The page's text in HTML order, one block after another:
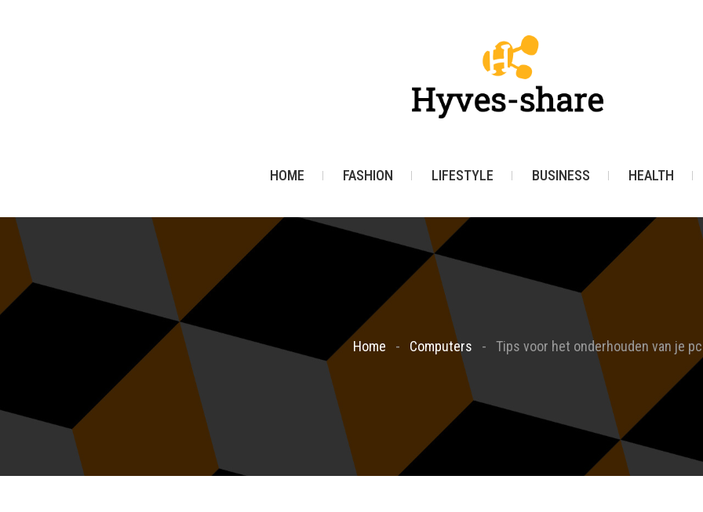
HOME FASHION LIFESTYLE BUSINESS HEALTH
Home Computers Tips voor het onderhouden van je pc